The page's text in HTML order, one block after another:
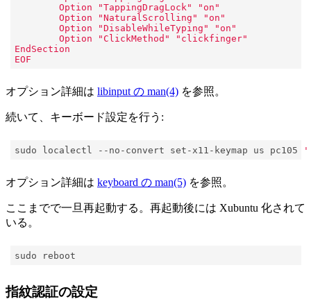
EOF
オプション詳細は libinput の man(4) を参照。
続いて、キーボード設定を行う:
sudo localectl --no-convert set-x11-keymap us pc105
オプション詳細は keyboard の man(5) を参照。
ここまでで一旦再起動する。再起動後には Xubuntu 化されて
いる。
指紋認証の設定